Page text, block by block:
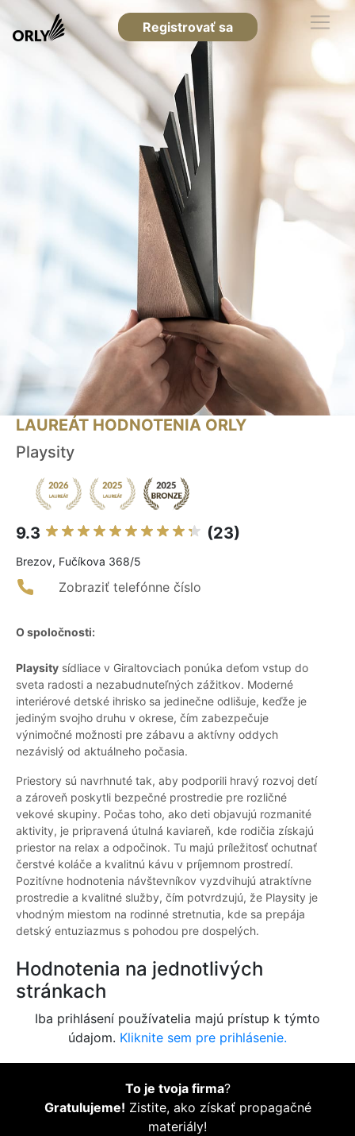
Registrovať sa
LAUREÁT HODNOTENIA ORLY
Playsity
9.3 (23)
Brezov, Fučíkova 368/5
Zobraziť telefónne číslo
O spoločnosti:
Playsity sídliace v Giraltovciach ponúka deťom vstup do
sveta radosti a nezabudnuteľných zážitkov. Moderné
interiérové detské ihrisko sa jedinečne odlišuje, keďže je
jediným svojho druhu v okrese, čím zabezpečuje
výnimočné možnosti pre zábavu a aktívny oddych
nezávislý od aktuálneho počasia.
Priestory sú navrhnuté tak, aby podporili hravý rozvoj detí
a zároveň poskytli bezpečné prostredie pre rozličné
vekové skupiny. Počas toho, ako deti objavujú rozmanité
aktivity, je pripravená útulná kaviareň, kde rodičia získajú
priestor na relax a odpočinok. Tu majú príležitosť ochutnať
čerstvé koláče a kvalitnú kávu v príjemnom prostredí.
Pozitívne hodnotenia návštevníkov vyzdvihujú atraktívne
prostredie a kvalitné služby, čím potvrdzujú, že Playsity je
vhodným miestom na rodinné stretnutia, kde sa prepája
detský entuziazmus s pohodou pre dospelých.
Hodnotenia na jednotlivých
stránkach
Iba prihlásení používatelia majú prístup k týmto
údajom. Kliknite sem pre prihlásenie.
To je tvoja firma?
Gratulujeme! Zistite, ako získať propagačné
materiály!